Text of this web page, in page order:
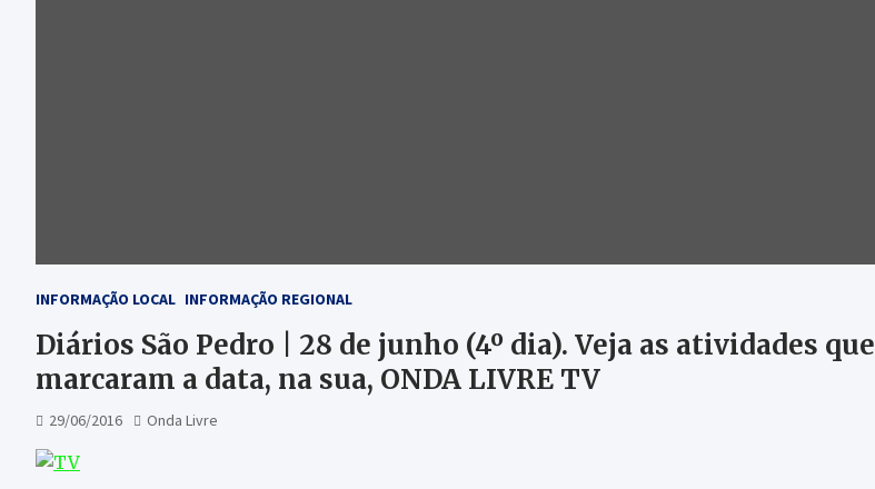
INFORMAÇÃO LOCAL INFORMAÇÃO REGIONAL
Diários São Pedro | 28 de junho (4º dia). Veja as atividades que
marcaram a data, na sua, ONDA LIVRE TV
29/06/2016 Onda Livre